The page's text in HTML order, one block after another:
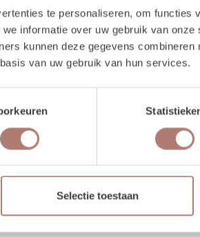
te personaliseren, om functies
informatie over uw gebruik van
kunnen deze gegevens
van uw gebruik van hun services.
Selectie toestaan
380 cm
van vier verschillende tapijten die
de mix van patronen en
het creëren van een sfeervol en
feesten. Keet brengt
of manden met pampasom de look af